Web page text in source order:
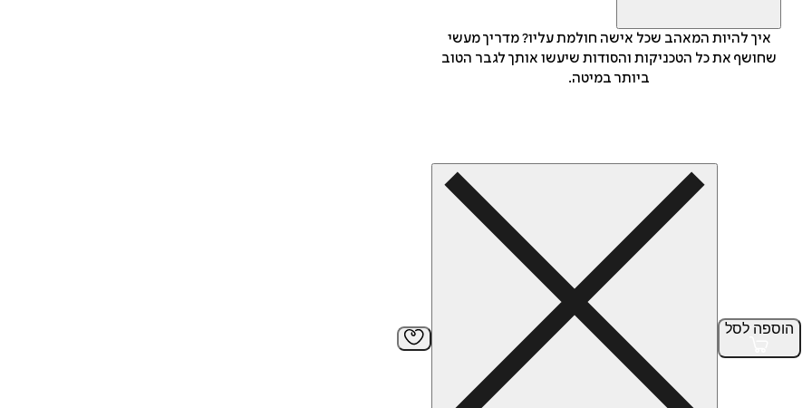
איך להיות המאהב שכל אישה חולמת עליו? מדריך מעשי
שחושף את כל הטכניקות והסודות שיעשו אותך לגבר הטוב
ביותר במיטה.
הוספה לסל